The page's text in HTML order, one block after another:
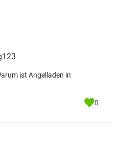
ist Angelladen in
0